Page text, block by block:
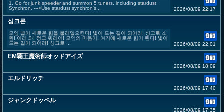
1. Go for junk speeder and summon 5 tuners, including stardust
Synchron. --->Use stardust synchron's...
2026/08/09 22:17
싱크론
모임 별이 새로운 힘을 불러일으킨다! 빛이 드는 길이 되어라! 싱크로 소
환! 이리 와! 정크 워리어! 모임의 마음이, 여기에 새로운 힘이 된다! 빛이
드는 길이 되어라! 싱크로 ...
2026/08/09 22:01
EM覇王魔術師オッドアイズ
2026/08/09 18:09
エルドリッチ
2026/08/09 17:40
ジャンクドッペル
2026/08/09 17:35